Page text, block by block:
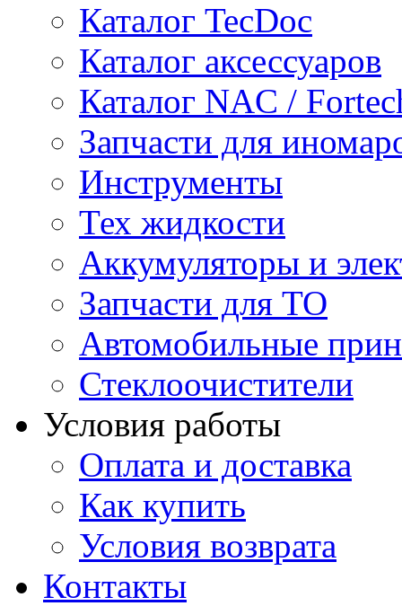
Каталог TecDoc
Каталог аксессуаров
Каталог NAC /
Запчасти для
Инструменты
Тех жидкости
Аккумуляторы и
Запчасти для ТО
Автомобильные
Стеклоочистители
Условия работы
Оплата и доставка
Как купить
Условия возврата
Контакты